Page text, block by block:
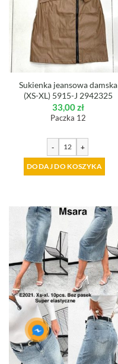
Sukienka jeansowa damska
(XS-XL) 5915-J 2942325
33,00zł
Paczka 12
- +
DODAJ DO KOSZYKA